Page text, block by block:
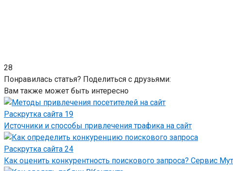
28
Понравилась статья? Поделиться с друзьями:
Вам также может быть интересно
Раскрутка сайта 19
Источники и способы привлечения трафика на сайт
Раскрутка сайта 24
Как оценить конкурентность поискового запроса? Сервис